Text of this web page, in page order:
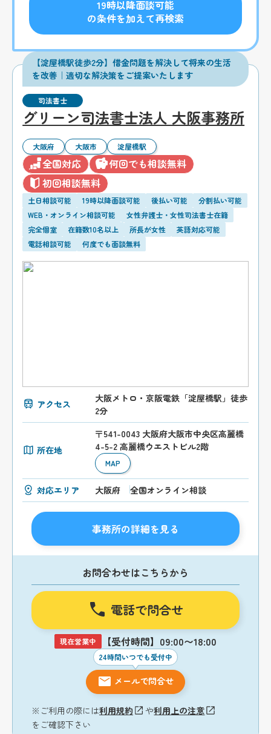
19時以降面談可能
の条件を加えて再検索
【淀屋橋駅徒歩2分】借金問題を解決して将来の生活
を改善｜適切な解決策をご提案いたします
司法書士
グリーン司法書士法人 大阪事務所
大阪府 大阪市 淀屋橋駅
全国対応
何回でも相談無料
初回相談無料
土日相談可能 19時以降面談可能 後払い可能
分割払い可能
WEB・オンライン相談可能
女性弁護士・女性司法書士在籍
完全個室
在籍数10名以上 所長が女性
英語対応可能
電話相談可能
何度でも面談無料
アクセス
大阪メトロ・京阪電鉄「淀屋橋駅」徒歩
2分
所在地
〒541-0043 大阪府大阪市中央区高麗橋
4-5-2 高麗橋ウエストビル2階
MAP
対応エリア 大阪府 全国オンライン相談
事務所の詳細を見る
お問合わせはこちらから
電話で問合せ
現在営業中 【受付時間】09:00〜18:00
24時間いつでも受付中
メールで問合せ
※ご利用の際には利用規約 や利用上の注意
をご確認下さい